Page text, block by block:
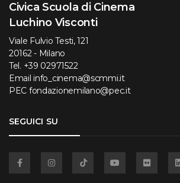
Civica Scuola di Cinema
Luchino Visconti
Viale Fulvio Testi, 121
20162 - Milano
Tel. +39 02971522
Email info_cinema@scmmi.it
PEC fondazionemilano@pec.it
SEGUICI SU